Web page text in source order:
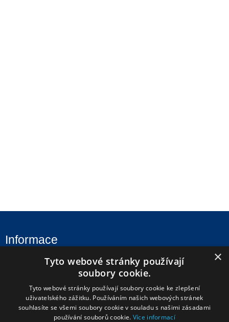
Informace
Uchazeči
×
Tyto webové stránky používají
soubory cookie.
Tyto webové stránky používají soubory cookie ke zlepšení
uživatelského zážitku. Používáním našich webových stránek
souhlasíte se všemi soubory cookie v souladu s našimi zásadami
používání souborů cookie. Více informací